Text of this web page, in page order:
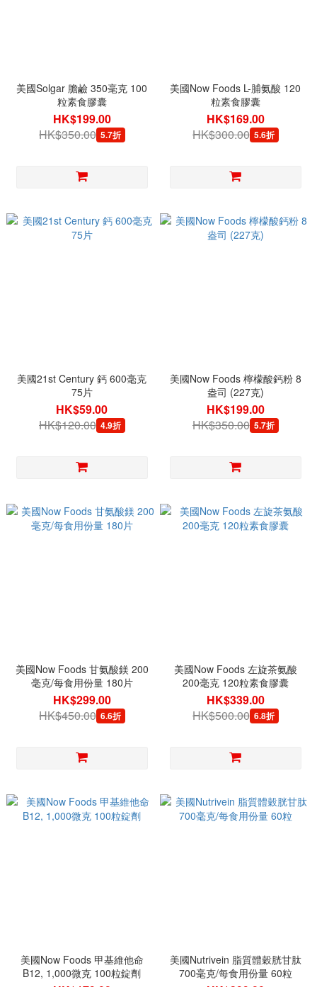
美國Solgar 膽鹼 350毫克 100
粒素食膠囊
HK$199.00
HK$350.00 5.7折
美國Now Foods L-脯氨酸 120
粒素食膠囊
HK$169.00
HK$300.00 5.6折
美國21st Century 鈣 600毫克
75片
HK$59.00
HK$120.00 4.9折
美國Now Foods 檸檬酸鈣粉 8
盎司 (227克)
HK$199.00
HK$350.00 5.7折
美國Now Foods 甘氨酸鎂 200
毫克/每食用份量 180片
HK$299.00
HK$450.00 6.6折
美國Now Foods 左旋茶氨酸
200毫克 120粒素食膠囊
HK$339.00
HK$500.00 6.8折
美國Now Foods 甲基維他命
B12, 1,000微克 100粒錠劑
美國Nutrivein 脂質體穀胱甘肽
700毫克/每食用份量 60粒